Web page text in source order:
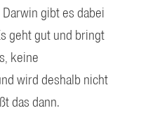
gibt es dabei
geht gut und bringt
keine
wird deshalb nicht
das dann.